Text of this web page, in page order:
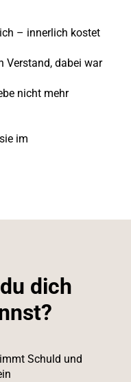
– innerlich kostet
Verstand, dabei war
nicht mehr
im
dich
Schuld und